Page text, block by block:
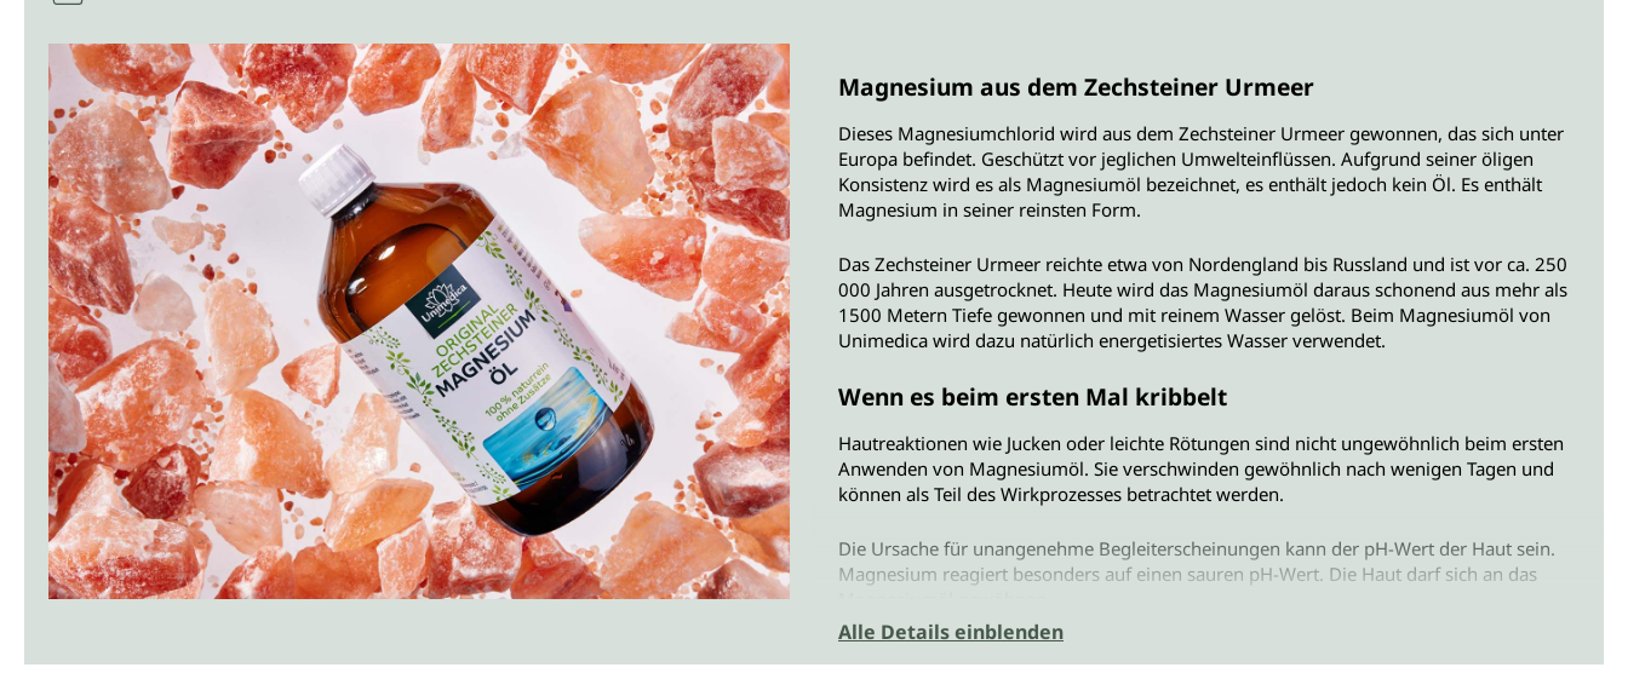
Magnesium aus dem Zechsteiner Urmeer
Dieses Magnesiumchlorid wird aus dem Zechsteiner Urmeer gewonnen, das sich unter
Europa befindet. Geschützt vor jeglichen Umwelteinflüssen. Aufgrund seiner öligen
Konsistenz wird es als Magnesiumöl bezeichnet, es enthält jedoch kein Öl. Es enthält
Magnesium in seiner reinsten Form.
Das Zechsteiner Urmeer reichte etwa von Nordengland bis Russland und ist vor ca. 250
000 Jahren ausgetrocknet. Heute wird das Magnesiumöl daraus schonend aus mehr als
1500 Metern Tiefe gewonnen und mit reinem Wasser gelöst. Beim Magnesiumöl von
Unimedica wird dazu natürlich energetisiertes Wasser verwendet.
Wenn es beim ersten Mal kribbelt
Hautreaktionen wie Jucken oder leichte Rötungen sind nicht ungewöhnlich beim ersten
Anwenden von Magnesiumöl. Sie verschwinden gewöhnlich nach wenigen Tagen und
können als Teil des Wirkprozesses betrachtet werden.
Die Ursache für unangenehme Begleiterscheinungen kann der pH-Wert der Haut sein.
Magnesium reagiert besonders auf einen sauren pH-Wert. Die Haut darf sich an das
Alle Details einblenden